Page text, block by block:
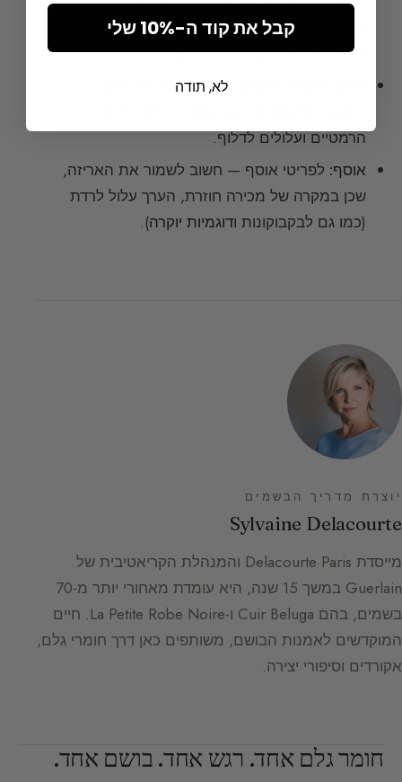
לבקבוקון. מרחו אפוא את תמציתכם לפני האיפור
או עם אצבעות נקיות כדי לצמצם זיהומים.
העדיפו וריסוסר במסע ושימו לב לפקק.
הרמטיים ועלולים לדלוף.
אוסף: לפריטי אוסף — חשוב לשמור את האריזה,
שכן במקרה של מכירה חוזרת, הערך עלול לרדת
(כמו גם לבקבוקונות ודוגמיות יוקרה).
יוצרת מדריך הבשמים
Sylvaine Delacourte
מייסדת Delacourte Paris והמנהלת הקריאטיבית של
Guerlain במשך 15 שנה, היא עומדת מאחורי יותר מ-70
בשמים, בהם Cuir Beluga ו-La Petite Robe Noire. חיים
המוקדשים לאמנות הבושם, משותפים כאן דרך חומרי גלם,
אקורדים וסיפורי יצירה.
חומר גלם אחד. רגש אחד. בושם אחד.
קבל את קוד ה-10% שלי
לא, תודה